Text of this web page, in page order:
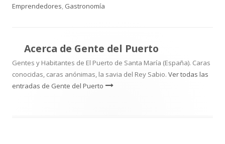
el
Emprendedores, Gastronomía
Acerca de Gente del Puerto
Gentes y Habitantes de El Puerto de Santa María (España). Caras
conocidas, caras anónimas, la savia del Rey Sabio. Ver todas las
entradas de Gente del Puerto